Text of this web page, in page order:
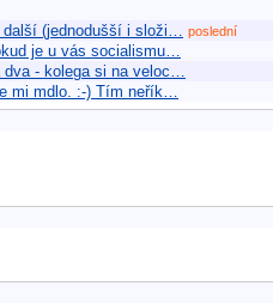
(jednodušší i složi… poslední
je u vás socialismu…
- kolega si na veloc…
mi mdlo. :-) Tím neřík…